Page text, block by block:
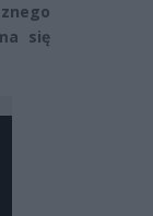
się